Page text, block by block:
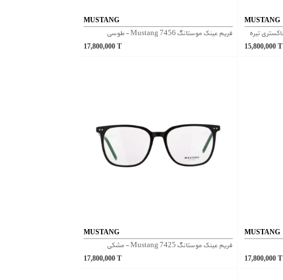
MUSTANG
فریم عینک موستانگ Mustang 7456 - طوسی
17,800,000 T
MUSTANG
15,800,000T
MUSTANG
فریم عینک موستانگ Mustang 7425 - مشکی
17,800,000 T
MUSTANG
17,800,000T